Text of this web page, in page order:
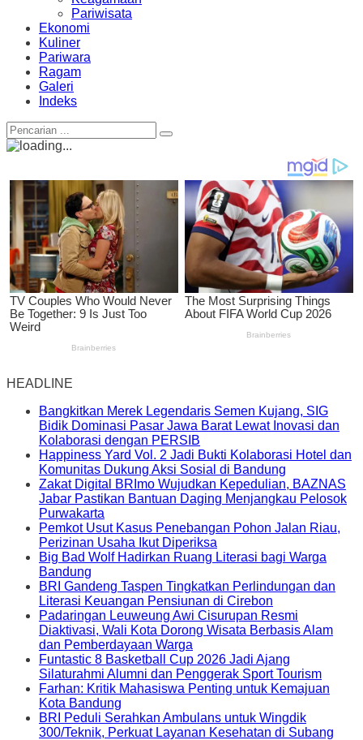
Pariwisata
Ekonomi
Kuliner
Pariwara
Ragam
Galeri
Indeks
HEADLINE
Bangkitkan Merek Legendaris Semen Kujang, SIG
Bidik Dominasi Pasar Jawa Barat Lewat Inovasi dan
Kolaborasi dengan PERSIB
Happiness Yard Vol. 2 Jadi Bukti Kolaborasi Hotel dan
Komunitas Dukung Aksi Sosial di Bandung
Zakat Digital BRImo Wujudkan Kepedulian, BAZNAS
Jabar Pastikan Bantuan Daging Menjangkau Pelosok
Purwakarta
Pemkot Usut Kasus Penebangan Pohon Jalan Riau,
Perizinan Usaha Ikut Diperiksa
Big Bad Wolf Hadirkan Ruang Literasi bagi Warga
Bandung
BRI Gandeng Taspen Tingkatkan Perlindungan dan
Literasi Keuangan Pensiunan di Cirebon
Padaringan Leuweung Awi Cisurupan Resmi
Diaktivasi, Wali Kota Dorong Wisata Berbasis Alam
dan Pemberdayaan Warga
Funtastic 8 Basketball Cup 2026 Jadi Ajang
Silaturahmi Alumni dan Penggerak Sport Tourism
Farhan: Kritik Mahasiswa Penting untuk Kemajuan
Kota Bandung
BRI Peduli Serahkan Ambulans untuk Wingdik
300/Teknik, Perkuat Layanan Kesehatan di Subang